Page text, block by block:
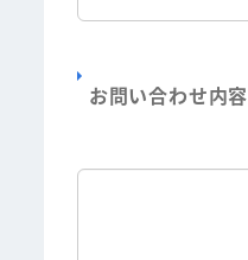
お問い合わせ内容